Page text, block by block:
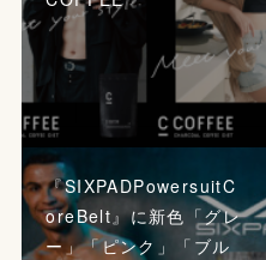
『SIXPADPowersuitC
oreBelt』に新色「グレ
ー」「ピンク」「ブル